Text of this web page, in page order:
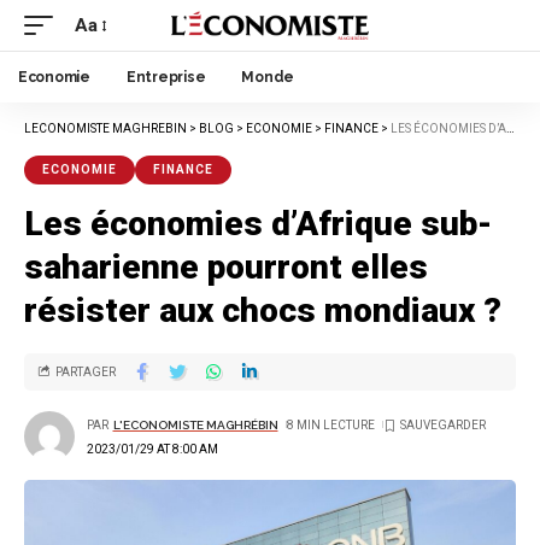
Aa
Economie Entreprise Monde
LECONOMISTE MAGHREBIN > BLOG > ECONOMIE > FINANCE > LES ÉCONOMIES D’AFRIQUE SUB-SAHARIENNE POURRONT ELLES RÉSISTER AUX CHOCS MONDIAUX ?
ECONOMIE FINANCE
Les économies d’Afrique sub-
saharienne pourront elles
résister aux chocs mondiaux ?
2023/01/29 AT 8:00 AM
PAR L'ECONOMISTE MAGHRÉBIN 8 MIN LECTURE
PARTAGER